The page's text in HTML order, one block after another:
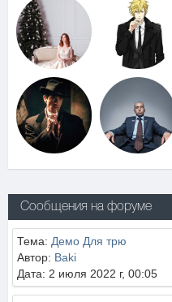
Сообщения на форуме
Тема: Демо Для трю
Автор: Baki
Дата: 2 июля 2022 г, 00:05